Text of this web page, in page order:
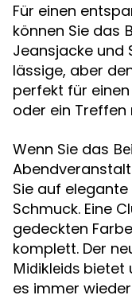
Für einen
können Sie das
Jeansjacke und
lässige, aber
perfekt für
oder ein Treffen
Wenn Sie das
Sie auf
Schmuck. Eine
gedeckten
komplett. Der
Midikleids bietet
es immer